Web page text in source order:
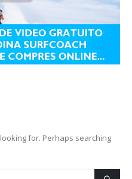
for. Perhaps searching